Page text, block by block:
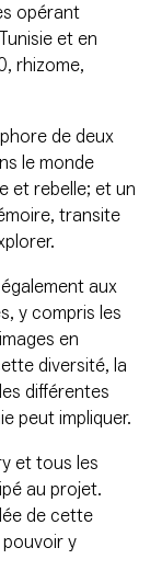
opérant
et en
rhizome,
de deux
le monde
et rebelle; et un
transite
y compris les
en
diversité, la
différentes
peut impliquer.
et tous les
au projet.
de cette
y